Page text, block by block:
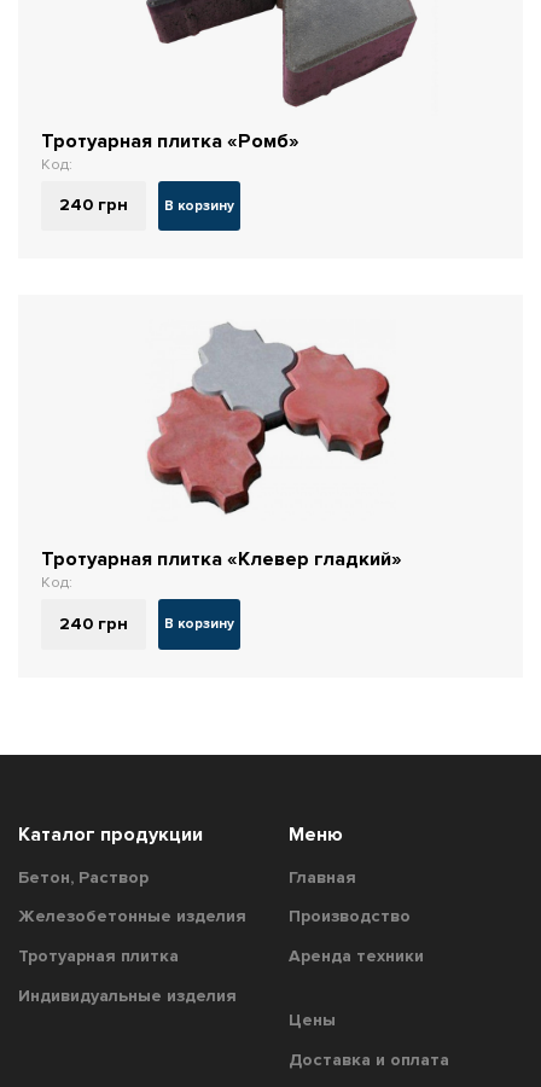
Тротуарная плитка «Ромб»
Код:
240 грн В корзину
Тротуарная плитка «Клевер гладкий»
Код:
240 грн В корзину
Каталог продукции
Бетон, Раствор
Железобетонные изделия
Тротуарная плитка
Индивидуальные изделия
Меню
Главная
Производство
Аренда техники
Цены
Доставка и оплата